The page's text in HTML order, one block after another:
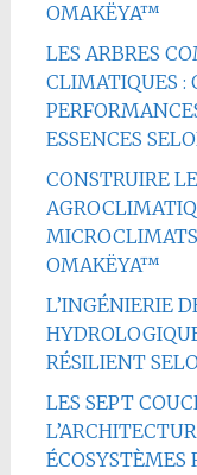
OMAKËYA™
LES ARBRES
CLIMATIQUES :
ESSENCES
CONSTRUIRE
OMAKËYA™
L’INGÉNIERIE
RÉSILIENT
LES SEPT
ÉCOSYSTÈMES